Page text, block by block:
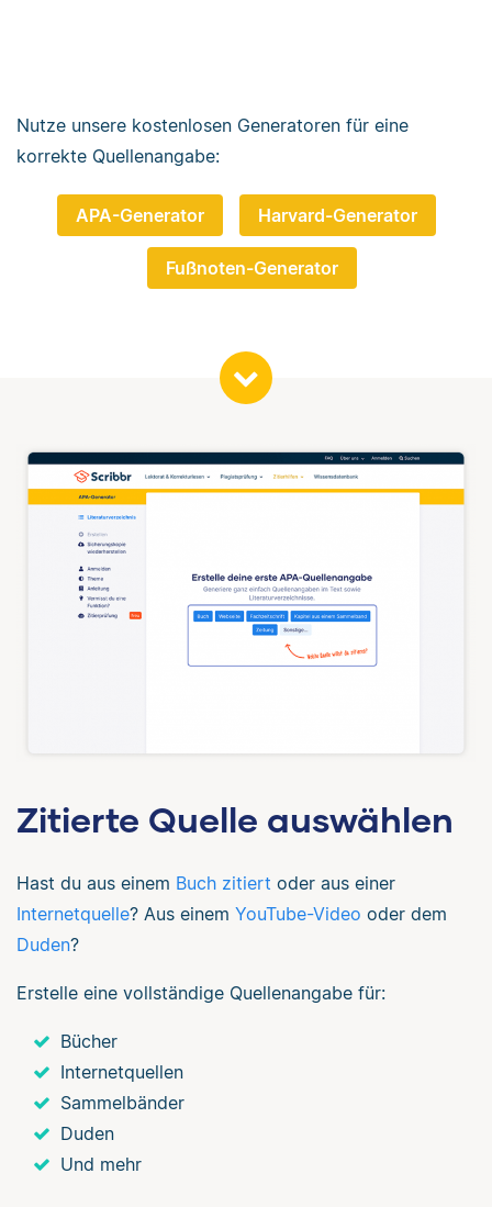
Nutze unsere kostenlosen Generatoren für eine
korrekte Quellenangabe:
APA-Generator Harvard-Generator
Fußnoten-Generator
Zitierte Quelle auswählen
Hast du aus einem Buch zitiert oder aus einer
Internetquelle? Aus einem YouTube-Video oder dem
Duden?
Erstelle eine vollständige Quellenangabe für:
Bücher
Internetquellen
Sammelbänder
Duden
Und mehr